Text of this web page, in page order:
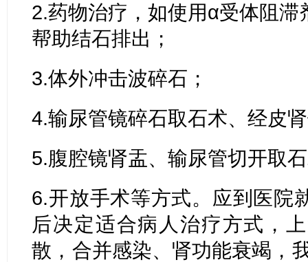
2.药物治疗，如使用α受体阻
帮助结石排出；
3.体外冲击波碎石；
4.输尿管镜碎石取石术、经皮
5.腹腔镜肾盂、输尿管切开取
6.开放手术等方式。应到医院
后决定适合病人治疗方式，
散，合并感染、肾功能衰竭，